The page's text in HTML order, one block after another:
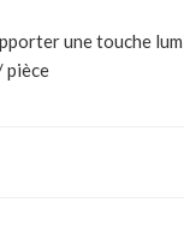
une touche
pièce